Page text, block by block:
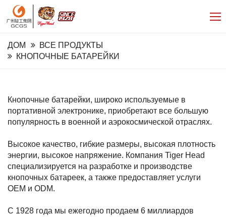
ДОМ
ВСЕ ПРОДУКТЫ
КНОПОЧНЫЕ БАТАРЕЙКИ
Кнопочные батарейки, широко используемые в
портативной электронике, приобретают все большую
популярность в военной и аэрокосмической отраслях.
Высокое качество, гибкие размеры, высокая плотность
энергии, высокое напряжение. Компания Tiger Head
специализируется на разработке и производстве
кнопочных батареек, а также предоставляет услуги
OEM и ODM.
С 1928 года мы ежегодно продаем 6 миллиардов